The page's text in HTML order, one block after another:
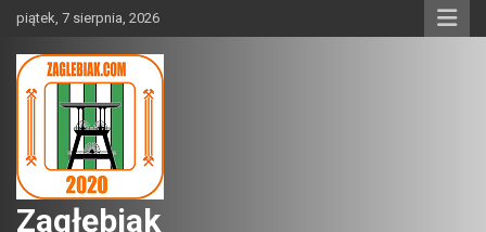
Skip
content
piątek, 7 sierpnia, 2026
Zagłębiak